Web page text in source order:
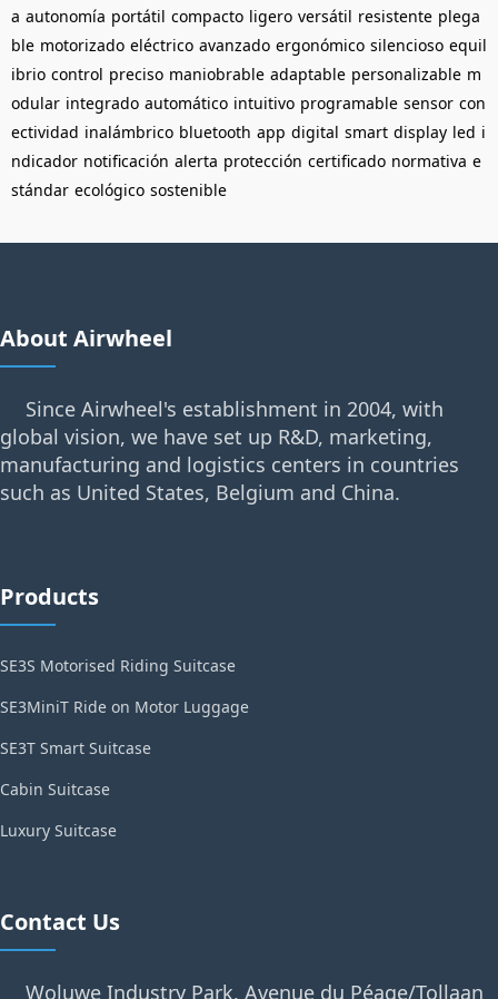
a autonomía portátil compacto ligero versátil resistente plega
ble motorizado eléctrico avanzado ergonómico silencioso equil
ibrio control preciso maniobrable adaptable personalizable m
odular integrado automático intuitivo programable sensor con
ectividad inalámbrico bluetooth app digital smart display led i
ndicador notificación alerta protección certificado normativa e
stándar ecológico sostenible
About Airwheel
Since Airwheel's establishment in 2004, with
global vision, we have set up R&D, marketing,
manufacturing and logistics centers in countries
such as United States, Belgium and China.
Products
SE3S Motorised Riding Suitcase
SE3MiniT Ride on Motor Luggage
SE3T Smart Suitcase
Cabin Suitcase
Luxury Suitcase
Contact Us
Woluwe Industry Park, Avenue du Péage/Tollaan